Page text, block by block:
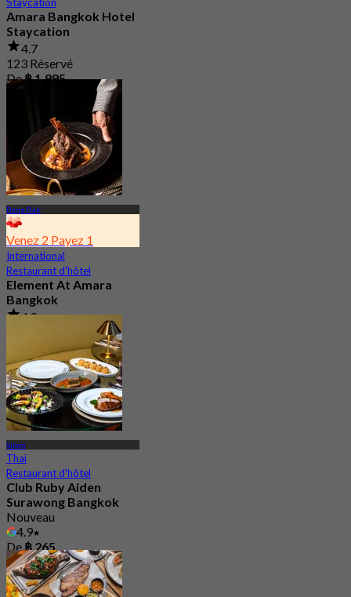
Amara Bangkok Hotel
Staycation
4.7
123 Réservé
De฿ 1,995
Bang Rak
Venez 2 Payez 1
International
Restaurant d'hôtel
Element At Amara
Bangkok
4.8
Silom
Thaï
Restaurant d'hôtel
Club Ruby Aiden
Surawong Bangkok
Nouveau
4.9
De฿ 265